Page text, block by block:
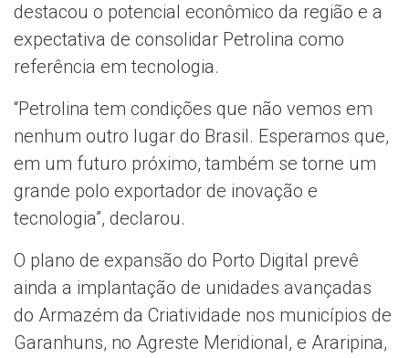
destacou o potencial econômico da região e a
expectativa de consolidar Petrolina como
referência em tecnologia.
“Petrolina tem condições que não vemos em
nenhum outro lugar do Brasil. Esperamos que,
em um futuro próximo, também se torne um
grande polo exportador de inovação e
tecnologia”, declarou.
O plano de expansão do Porto Digital prevê
ainda a implantação de unidades avançadas
do Armazém da Criatividade nos municípios de
Garanhuns, no Agreste Meridional, e Araripina,